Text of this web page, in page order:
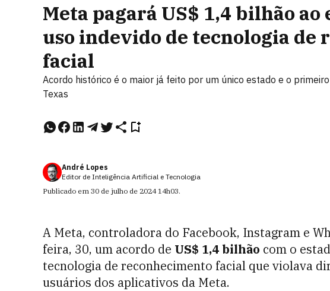
Meta pagará US$ 1,4 bilhão ao
uso indevido de tecnologia de
facial
Acordo histórico é o maior já feito por um único estado e o
Texas
André Lopes
Editor de Inteligência Artificial e Tecnologia
Publicado em 30 de julho de 2024 14h03.
A Meta, controladora do Facebook, Instagram e
feira, 30, um acordo de US$ 1,4 bilhão com o
tecnologia de reconhecimento facial que violava
usuários dos aplicativos da Meta.